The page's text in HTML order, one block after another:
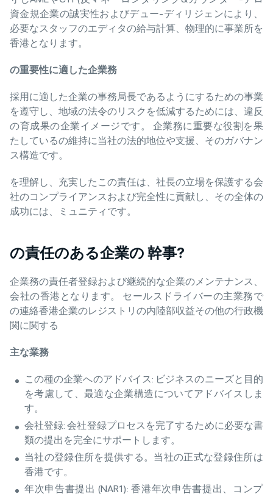
資金規企業の誠実性およびデュー-ディリジェンにより、
必要なスタッフのエディタの給与計算、物理的に事業所を
香港となります。
の重要性に適した企業務
採用に適した企業の事務局長であるようにするための事業
を遵守し、地域の法令のリスクを低減するためには、違反
の育成果の企業イメージです。 企業務に重要な役割を果
たしているの維持に当社の法的地位や支援、そのガバナン
ス構造です。
を理解し、充実したこの責任は、社長の立場を保護する会
社のコンプライアンスおよび完全性に貢献し、その全体の
成功には、ミュニティです。
の責任のある企業の 幹事?
企業務の責任者登録および継続的な企業のメンテナンス、
会社の香港となります。 セールスドライバーの主業務で
の連絡香港企業のレジストリの内陸部収益その他の行政機
関に関する
主な業務
この種の企業へのアドバイス: ビジネスのニーズと目的
を考慮して、最適な企業構造についてアドバイスしま
す。
会社登録: 会社登録プロセスを完了するために必要な書
類の提出を完全にサポートします。
当社の登録住所を提供する。当社の正式な登録住所は
香港です。
年次申告書提出 (NAR1): 香港年次申告書提出、コンプ